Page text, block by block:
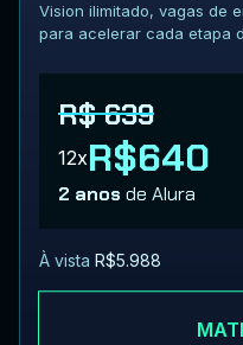
Vision ilimitado, vagas de
para acelerar cada etapa
R$ 639
12xR$640
2 anosde Alura
À vista R$5.988